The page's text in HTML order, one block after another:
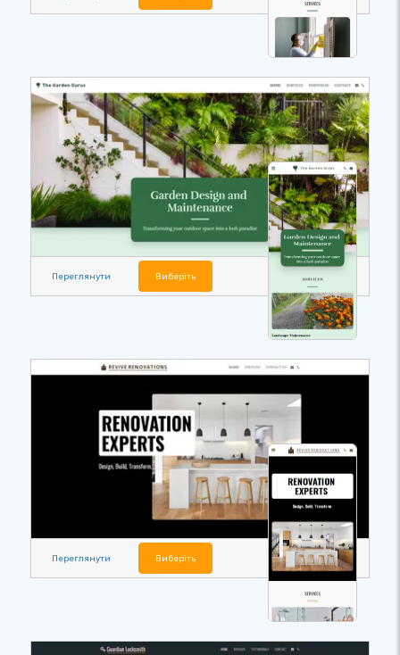
Переглянути Виберіть
Переглянути Виберіть